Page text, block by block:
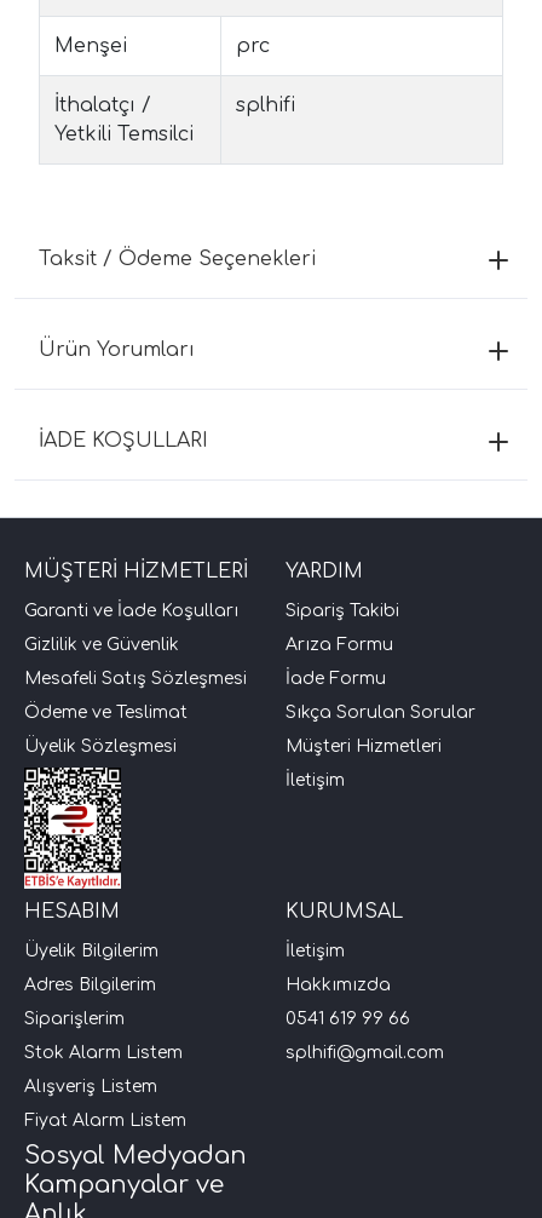
Menşei prc
İthalatçı /
Yetkili Temsilci
splhifi
Taksit / Ödeme Seçenekleri
Ürün Yorumları
İADE KOŞULLARI
MÜŞTERİ HİZMETLERİ
Garanti ve İade Koşulları
Gizlilik ve Güvenlik
Mesafeli Satış Sözleşmesi
Ödeme ve Teslimat
Üyelik Sözleşmesi
YARDIM
Sipariş Takibi
Arıza Formu
İade Formu
Sıkça Sorulan Sorular
Müşteri Hizmetleri
İletişim
HESABIM
Üyelik Bilgilerim
Adres Bilgilerim
Siparişlerim
Stok Alarm Listem
Alışveriş Listem
Fiyat Alarm Listem
KURUMSAL
İletişim
Hakkımızda
0541 619 99 66
splhifi@gmail.com
Sosyal Medyadan
Kampanyalar ve